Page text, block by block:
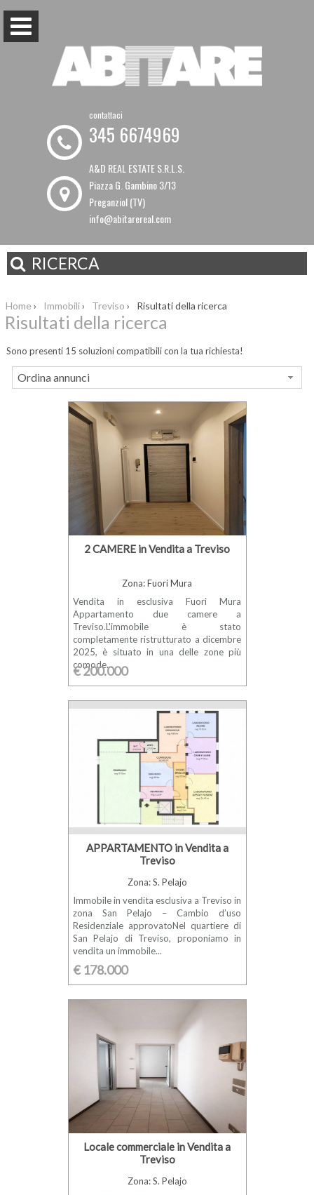
contattaci
345 6674969
A&D REAL ESTATE S.R.L.S.
Piazza G. Gambino 3/13
Preganziol (TV)
info@abitarereal.com
RICERCA
Home › Immobili› Treviso › Risultati della ricerca
Risultati della ricerca
Sono presenti 15 soluzioni compatibili con la tua richiesta!
Ordina annunci
2 CAMERE in Vendita a Treviso
Zona: Fuori Mura
Vendita in esclusiva Fuori Mura
Appartamento due camere a
Treviso.L'immobile è stato
completamente ristrutturato a dicembre
2025, è situato in una delle zone più
comode...
€ 200.000
APPARTAMENTO in Vendita a
Treviso
Zona: S. Pelajo
Immobile in vendita esclusiva a Treviso in
zona San Pelajo – Cambio d’uso
Residenziale approvatoNel quartiere di
San Pelajo di Treviso, proponiamo in
vendita un immobile...
€ 178.000
Locale commerciale in Vendita a
Treviso
Zona: S. Pelajo